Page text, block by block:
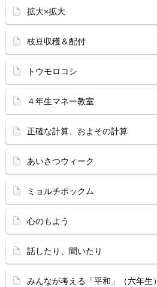
拡大×拡大
枝豆収穫＆配付
トウモロコシ
４年生マネー教室
正確な計算、およその計算
あいさつウィーク
ミョルチポックム
心のもよう
話したり、聞いたり
みんなが考える「平和」（六年生）